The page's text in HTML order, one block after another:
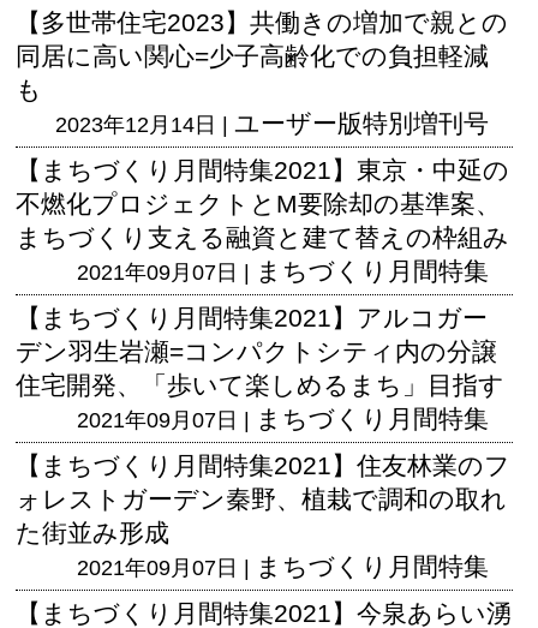
【多世帯住宅2023】共働きの増加で親との
同居に高い関心=少子高齢化での負担軽減
も
2023年12月14日 | ユーザー版特別増刊号
【まちづくり月間特集2021】東京・中延の
不燃化プロジェクトとM要除却の基準案、
まちづくり支える融資と建て替えの枠組み
2021年09月07日 | まちづくり月間特集
【まちづくり月間特集2021】アルコガー
デン羽生岩瀬=コンパクトシティ内の分譲
住宅開発、「歩いて楽しめるまち」目指す
2021年09月07日 | まちづくり月間特集
【まちづくり月間特集2021】住友林業のフ
ォレストガーデン秦野、植栽で調和の取れ
た街並み形成
2021年09月07日 | まちづくり月間特集
【まちづくり月間特集2021】今泉あらい湧